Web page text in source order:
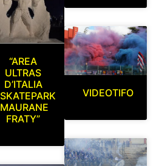
“AREA
ULTRAS
D’ITALIA
SKATEPARK
MAURANE
FRATY”
VIDEOTIFO